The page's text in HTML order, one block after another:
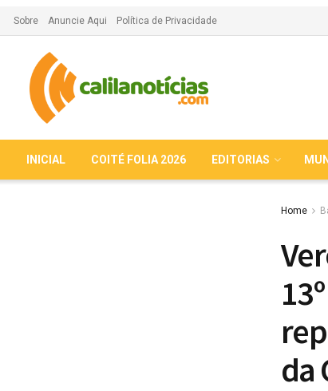
Sobre Anuncie Aqui Política de Privacidade
INICIAL COITÉ FOLIA 2026 EDITORIAS
Home
da